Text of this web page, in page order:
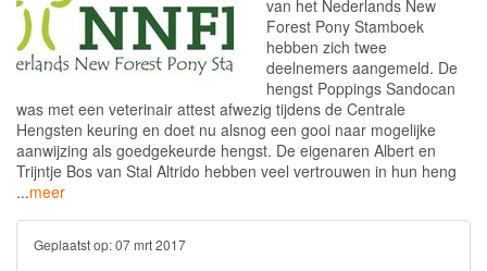
van het Nederlands New
Forest Pony Stamboek
hebben zich twee
deelnemers aangemeld. De
hengst Poppings Sandocan
was met een veterinair attest afwezig tijdens de Centrale
Hengsten keuring en doet nu alsnog een gooi naar mogelijke
aanwijzing als goedgekeurde hengst. De eigenaren Albert en
Trijntje Bos van Stal Altrido hebben veel vertrouwen in hun heng
...meer
Geplaatst op:07 mrt 2017